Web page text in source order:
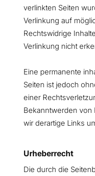
verlinkten Seiten
Verlinkung auf
Rechtswidrige
Verlinkung nicht
Eine permanente
Seiten ist jedoch
einer
Bekanntwerden
wir derartige Links
Urheberrecht
Die durch die